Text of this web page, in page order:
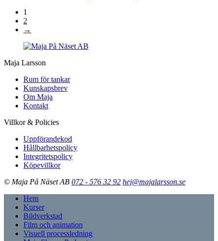
1
2
→
Maja Larsson
Rum för tankar
Kunskapsbrev
Om Maja
Kontakt
Villkor & Policies
Uppförandekod
Hållbarhetspolicy
Integritetspolicy
Köpevillkor
© Maja På Näset AB 072 - 576 32 92 hej@majalarsson.se
Hem
Kurser
Bildverkstad
Film och animation
Visuell processledning